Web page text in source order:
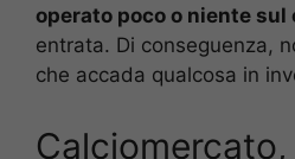
operato poco o niente
entrata. Di conseguenza,
che accada qualcosa in